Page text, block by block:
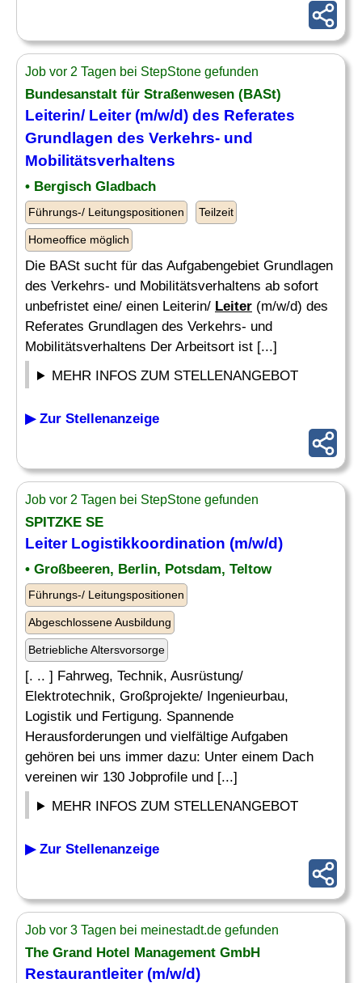
Job vor 2 Tagen bei StepStone gefunden
Bundesanstalt für Straßenwesen (BASt)
Leiterin/ Leiter(m/w/d) des Referates
Grundlagen des Verkehrs- und
Mobilitätsverhaltens
• Bergisch Gladbach
Führungs-/ Leitungspositionen Teilzeit
Homeoffice möglich
Die BASt sucht für das Aufgabengebiet Grundlagen
des Verkehrs- und Mobilitätsverhaltens ab sofort
unbefristet eine/ einen Leiterin/ Leiter (m/w/d) des
Referates Grundlagen des Verkehrs- und
Mobilitätsverhaltens Der Arbeitsort ist [...]
MEHR INFOS ZUM STELLENANGEBOT
▶ Zur Stellenanzeige
Job vor 2 Tagen bei StepStone gefunden
SPITZKE SE
LeiterLogistikkoordination (m/w/d)
• Großbeeren, Berlin, Potsdam, Teltow
Führungs-/ Leitungspositionen
Abgeschlossene Ausbildung
Betriebliche Altersvorsorge
[. .. ] Fahrweg, Technik, Ausrüstung/
Elektrotechnik, Großprojekte/ Ingenieurbau,
Logistik und Fertigung. Spannende
Herausforderungen und vielfältige Aufgaben
gehören bei uns immer dazu: Unter einem Dach
vereinen wir 130 Jobprofile und [...]
MEHR INFOS ZUM STELLENANGEBOT
▶ Zur Stellenanzeige
Job vor 3 Tagen bei meinestadt.de gefunden
The Grand Hotel Management GmbH
Restaurantleiter (m/w/d)